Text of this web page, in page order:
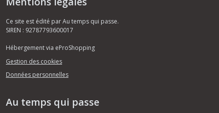
Ce site est édité par Au temps qui passe.
SIREN : 92787793600017
Hébergement via eProShopping
Gestion des cookies
Données personnelles
Au temps qui passe